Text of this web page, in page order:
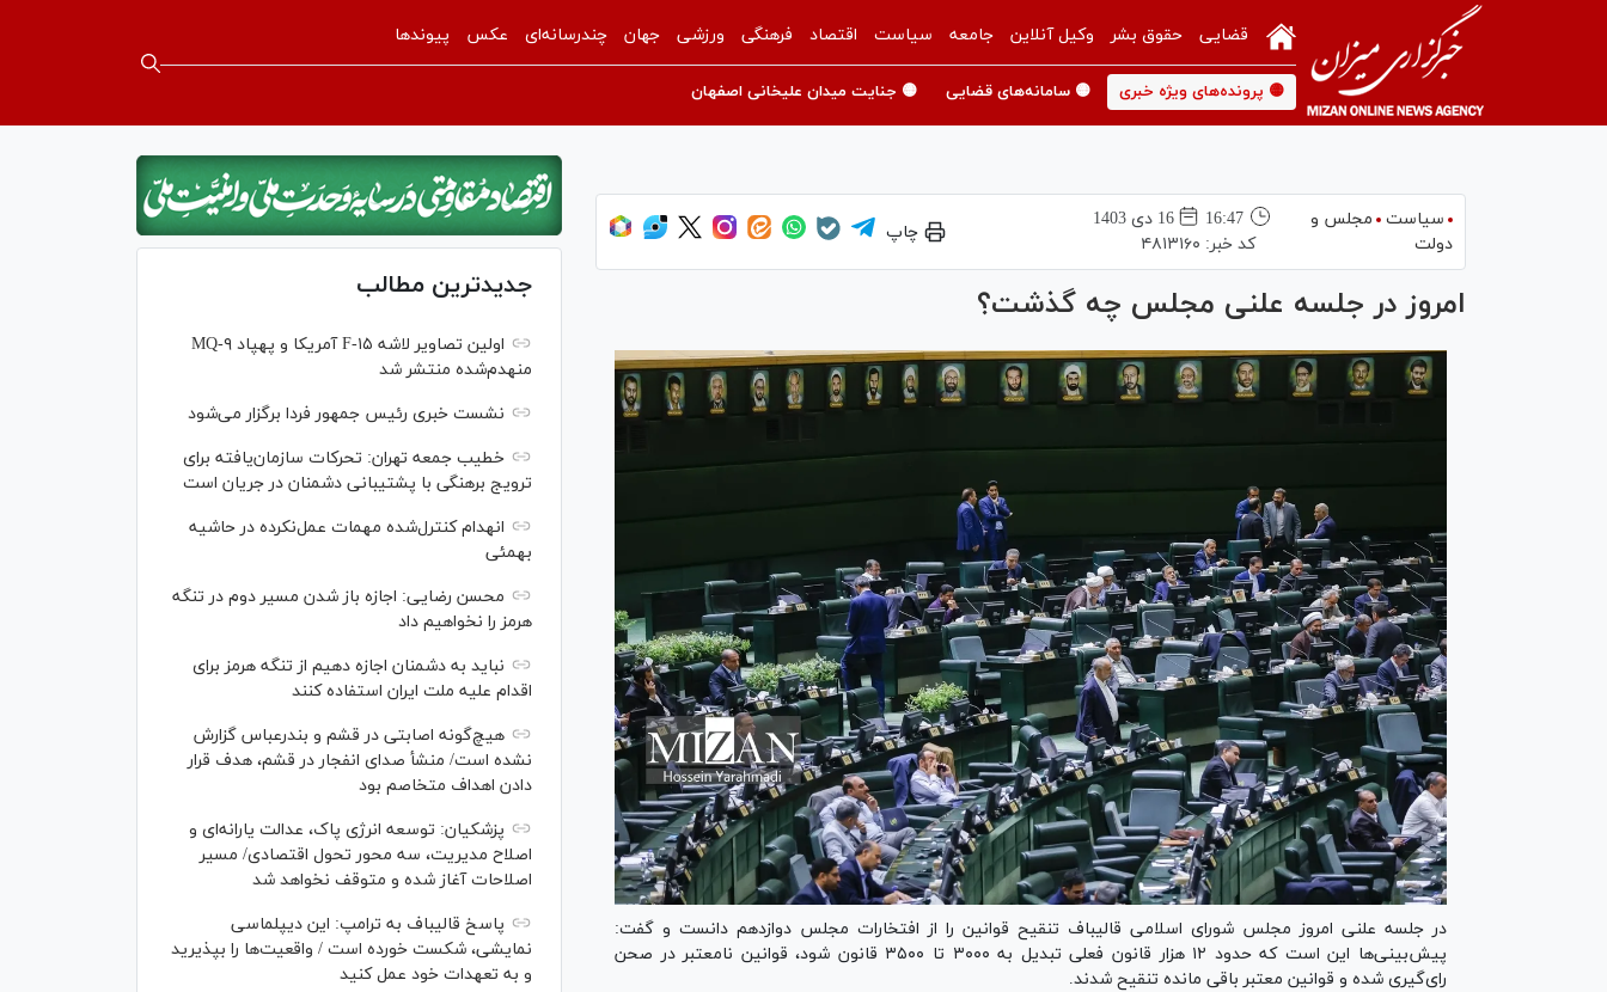
قضایی حقوق بشر وکیل آنلاین جامعه سیاست اقتصاد فرهنگی ورزشی جهان چندرسانه‌ای عکس پیوندها
🟡 پرونده‌های ویژه خبری 🟡 سامانه‌های قضایی 🟡 جنایت میدان علیخانی اصفهان
سیاست
مجلس و
دولت
16:47
16 دی 1403
کد خبر: ۴۸۱۳۱۶۰
چاپ
امروز در جلسه علنی مجلس چه گذشت؟
در جلسه علنی امروز مجلس شورای اسلامی قالیباف تنقیح قوانین را از افتخارات مجلس دوازدهم دانست و گفت:
پیش‌بینی‌ها این است که حدود ۱۲ هزار قانون فعلی تبدیل به ۳۰۰۰ تا ۳۵۰۰ قانون شود، قوانین نامعتبر در صحن
رای‌گیری شده و قوانین معتبر باقی مانده تنقیح شدند.
جدیدترین مطالب
اولین تصاویر لاشه F-۱۵ آمریکا و پهپاد MQ-۹
منهدم‌شده منتشر شد
نشست خبری رئیس‌ جمهور فردا برگزار می‌شود
خطیب جمعه تهران: تحرکات سازمان‌یافته برای
ترویج برهنگی با پشتیبانی دشمنان در جریان است
انهدام کنترل‌شده مهمات عمل‌نکرده در حاشیه
بهمئی
محسن رضایی: اجازه باز شدن مسیر دوم در تنگه
هرمز را نخواهیم داد
نباید به دشمنان اجازه دهیم از تنگه هرمز برای
اقدام علیه ملت ایران استفاده کنند
هیچ‌گونه اصابتی در قشم و بندرعباس گزارش
نشده است/ منشأ صدای انفجار در قشم، هدف قرار
دادن اهداف متخاصم بود
پزشکیان: توسعه انرژی پاک، عدالت یارانه‌ای و
اصلاح مدیریت، سه محور تحول اقتصادی/ مسیر
اصلاحات آغاز شده و متوقف نخواهد شد
پاسخ قالیباف به ترامپ: این دیپلماسی
نمایشی، شکست خورده است / واقعیت‌ها را بپذیرید
و به تعهدات خود عمل کنید